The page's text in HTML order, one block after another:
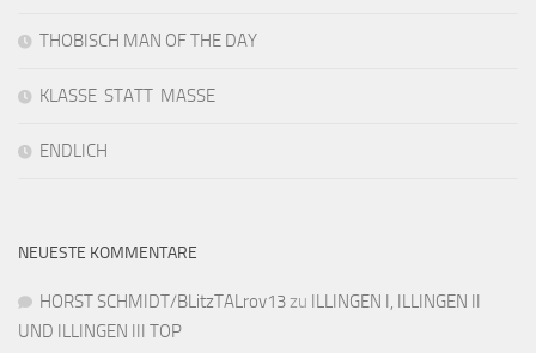
THOBISCH MAN OF THE DAY
KLASSE STATT MASSE
ENDLICH
NEUESTE KOMMENTARE
HORST SCHMIDT/BLitzTALrov13zu ILLINGEN I, ILLINGEN II
UND ILLINGEN III TOP